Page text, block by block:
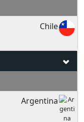
Chile
Argentina